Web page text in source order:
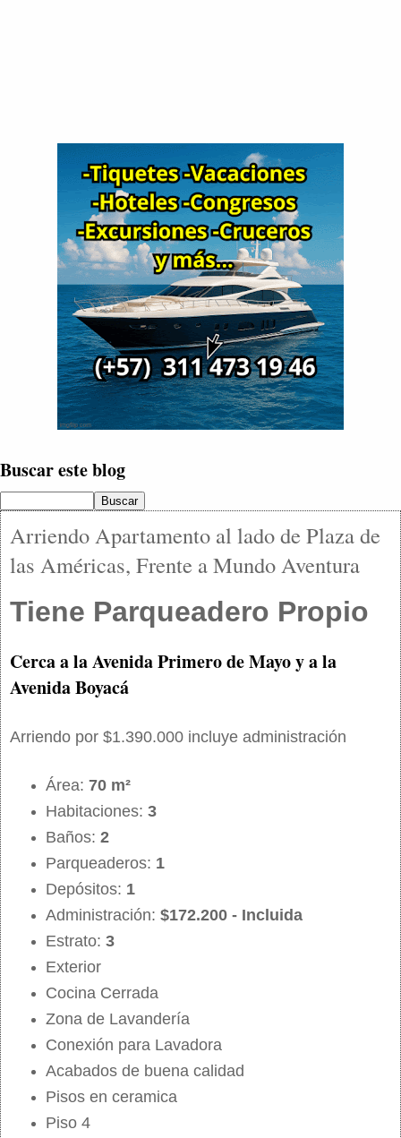
Buscar este blog
Arriendo Apartamento al lado de Plaza de
las Américas, Frente a Mundo Aventura
Tiene Parqueadero Propio
Cerca a la Avenida Primero de Mayo y a la
Avenida Boyacá
Arriendo por $1.390.000 incluye administración
Área: 70 m²
Habitaciones: 3
Baños: 2
Parqueaderos: 1
Depósitos: 1
Administración: $172.200 - Incluida
Estrato: 3
Exterior
Cocina Cerrada
Zona de Lavandería
Conexión para Lavadora
Acabados de buena calidad
Pisos en ceramica
Piso 4